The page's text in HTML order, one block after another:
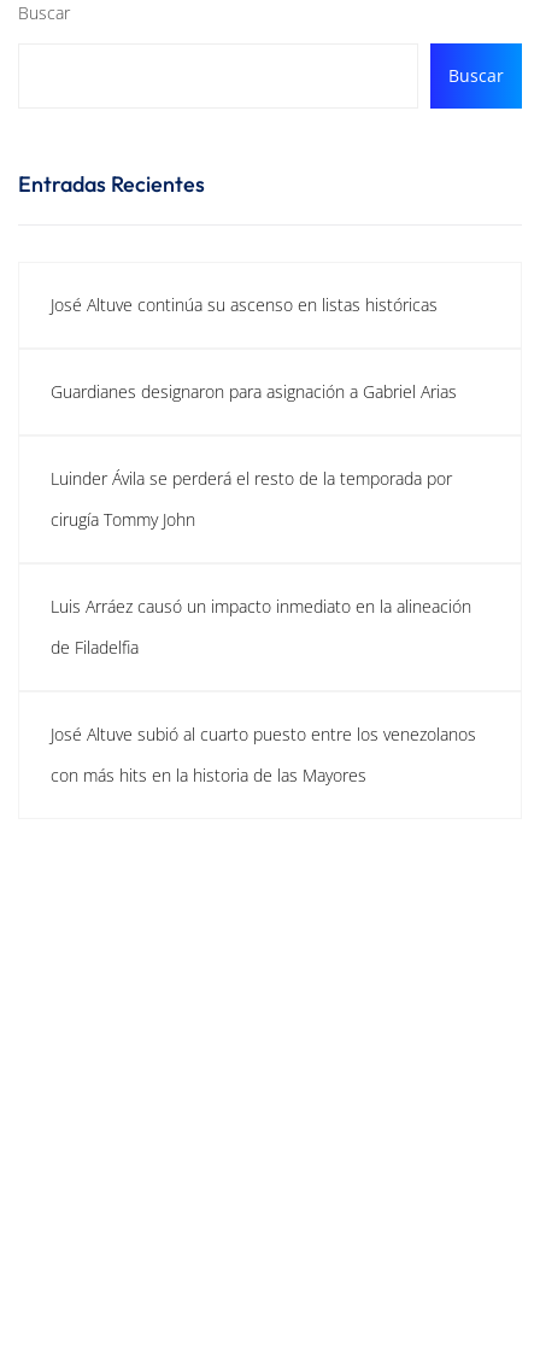
Buscar
Buscar
Entradas Recientes
José Altuve continúa su ascenso en listas históricas
Guardianes designaron para asignación a Gabriel Arias
Luinder Ávila se perderá el resto de la temporada por
cirugía Tommy John
Luis Arráez causó un impacto inmediato en la alineación
de Filadelfia
José Altuve subió al cuarto puesto entre los venezolanos
con más hits en la historia de las Mayores